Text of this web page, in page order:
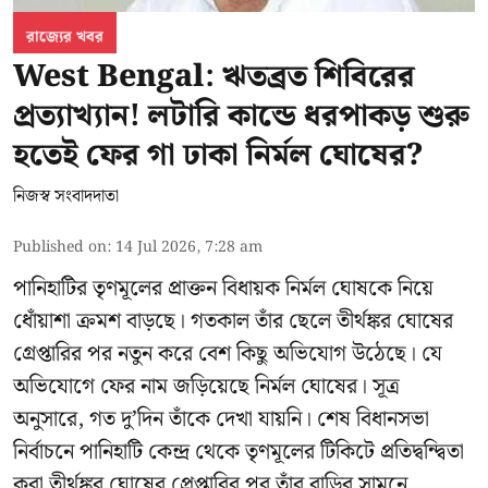
রাজ্যের খবর
West Bengal: ঋতব্রত শিবিরের
প্রত্যাখ্যান! লটারি কান্ডে ধরপাকড় শুরু
হতেই ফের গা ঢাকা নির্মল ঘোষের?
নিজস্ব সংবাদদাতা
Published on: 14 Jul 2026, 7:28 am
পানিহাটির তৃণমূলের প্রাক্তন বিধায়ক নির্মল ঘোষকে নিয়ে
ধোঁয়াশা ক্রমশ বাড়ছে। গতকাল তাঁর ছেলে তীর্থঙ্কর ঘোষের
গ্রেপ্তারির পর নতুন করে বেশ কিছু অভিযোগ উঠেছে। যে
অভিযোগে ফের নাম জড়িয়েছে নির্মল ঘোষের। সূত্র
অনুসারে, গত দু’দিন তাঁকে দেখা যায়নি। শেষ বিধানসভা
নির্বাচনে পানিহাটি কেন্দ্র থেকে তৃণমূলের টিকিটে প্রতিদ্বন্দ্বিতা